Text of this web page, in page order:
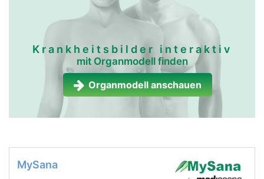
Krankheitsbilder interaktiv
mit Organmodell finden
Organmodell anschauen
MySana